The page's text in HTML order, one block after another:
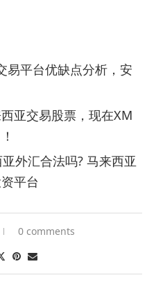
易平台优缺点分析，安
亚交易股票，现在XM
外汇合法吗? 马来西亚
平台
0 comments